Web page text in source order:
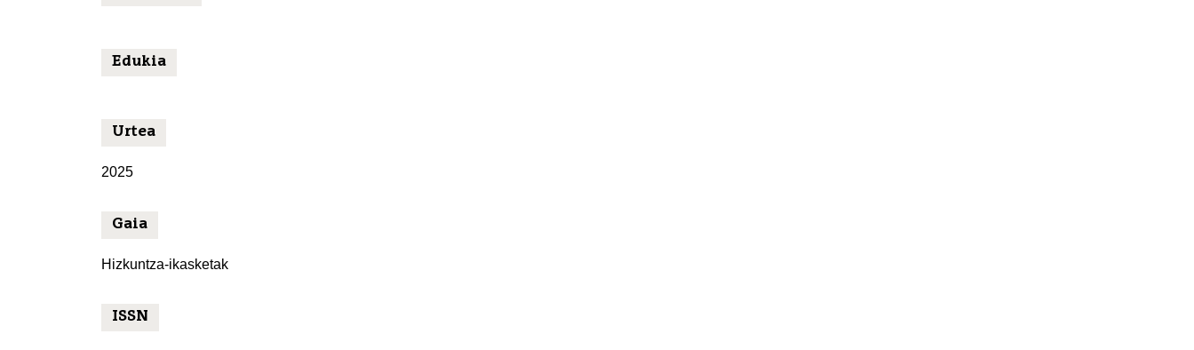
Edukia
Urtea
2025
Gaia
Hizkuntza-ikasketak
ISSN